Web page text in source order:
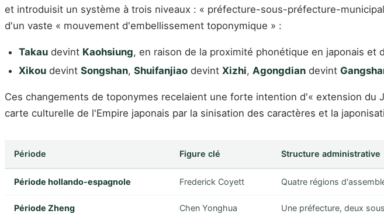
et introduisit un système à trois niveaux : « préfecture-sous-préfecture-
d'un vaste « mouvement d'embellissement toponymique » :
Takau devint Kaohsiung, en raison de la proximité phonétique en japonais et
Xikou devint Songshan, Shuifanjiao devint Xizhi, Agongdian devint
Ces changements de toponymes recelaient une forte intention d'« extension du
carte culturelle de l'Empire japonais par la sinisation des caractères et la
Période Figure clé Structure administrative
Période hollando-espagnole Frederick Coyett Quatre régions
Période Zheng Chen Yonghua Une préfecture, deux